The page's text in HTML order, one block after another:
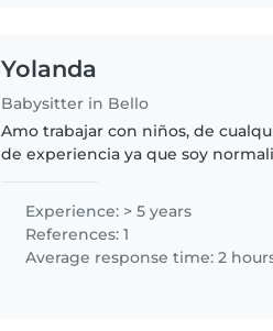
Yolanda
Babysitter in Bello
Amo trabajar con niños, de
de experiencia ya que soy
clases, actividades lúdicas,..
Experience: > 5 years
References: 1
Average response time: 2